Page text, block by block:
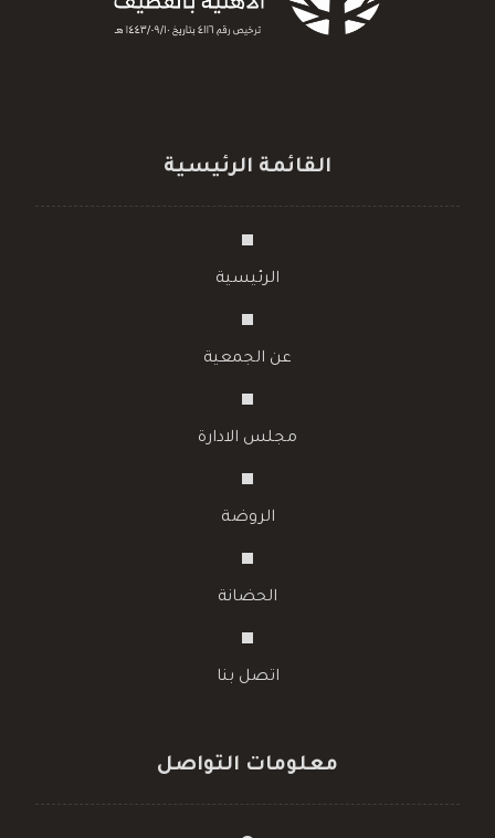
القائمة الرئيسية
الرئيسية
عن الجمعية
مجلس الادارة
الروضة
الحضانة
اتصل بنا
معلومات التواصل